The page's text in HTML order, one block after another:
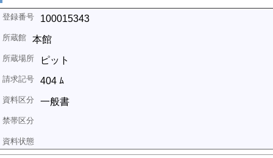
100015343
本館
ピット
404 ﾑ
一般書